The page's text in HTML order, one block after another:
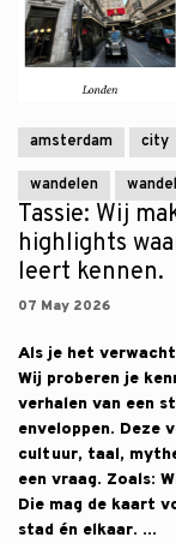
amsterdam city
wandelen
Tassie: Wij
highlights
leert kennen.
07 May 2026
Als je het
Wij proberen je
verhalen van een
enveloppen. Deze
cultuur, taal,
een vraag. Zoals:
Die mag de kaart
stad én elkaar. ...